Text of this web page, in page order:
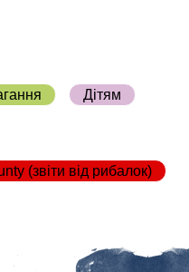
Дітям
(звіти від рибалок)